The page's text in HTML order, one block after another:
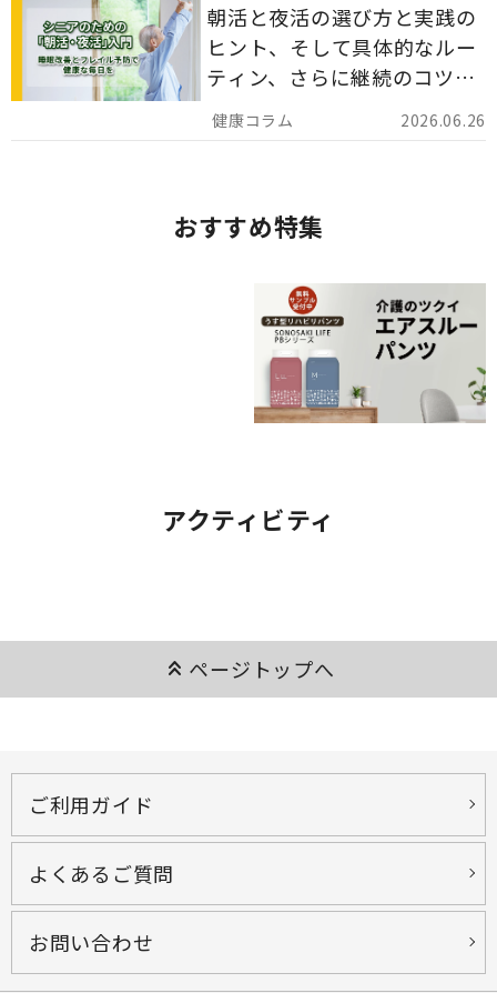
2026.06.26
朝活と夜活の選び方と実践の
ヒント、そして具体的なルー
ティン、さらに継続のコツま
でを詳しくご紹介します。
おすすめ特集
アクティビティ